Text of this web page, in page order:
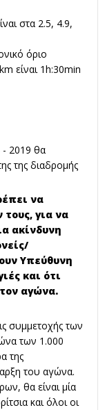
στα 2.5, 4.9,
όριο
είναι 1h:30min
- 2019 θα
της διαδρομής
να
για να
ακίνδυνη
Υπεύθυνη
και ότι
αγώνα.
συμμετοχής των
των 1.000
της
του αγώνα.
θα είναι μία
και όλοι οι